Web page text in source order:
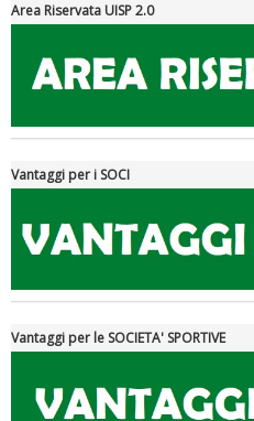
Ddl Lobby, Uisp: “Il Parlamento
Area Riservata UISP 2.0
Vantaggi per i SOCI
Vantaggi per le SOCIETA' SPORTIVE